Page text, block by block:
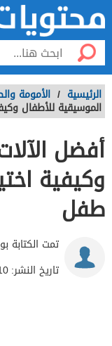
الرئيسية / الأمومة
الموسيقية للأطفال
أفضل
وكيفية
طفل
تمت الكتابة
تاريخ النشر:10 مارس